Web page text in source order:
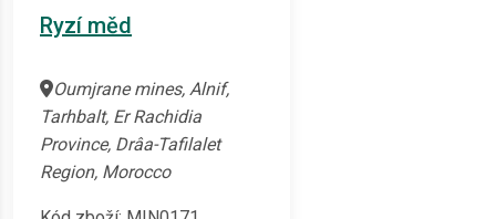
Ryzí měd
Oumjrane mines, Alnif,
Tarhbalt, Er Rachidia
Province, Drâa-Tafilalet
Region, Morocco